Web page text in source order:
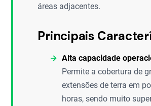
áreas adjacentes.
Principais
Alta capacidade
Permite a cobertura de
extensões de terra em
horas, sendo muito